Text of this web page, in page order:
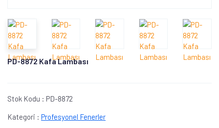
PD-8872 Kafa Lambası
Stok Kodu : PD-8872
Kategori : Profesyonel Fenerler